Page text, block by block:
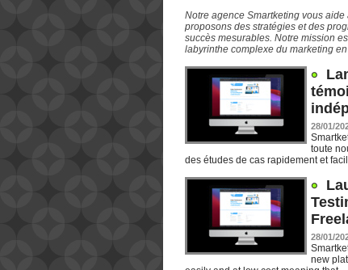
Notre agence Smartketing vous
proposons des stratégies et des
succès mesurables. Notre mission
labyrinthe complexe du marketing
28/01/
toute
des études de cas rapidement et
28/01/
new